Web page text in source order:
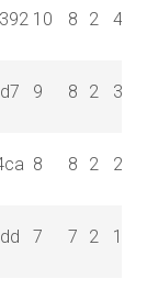
10 8 2 4
9 8 2 3
8 8 2 2
7 7 2 1